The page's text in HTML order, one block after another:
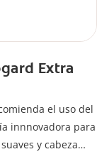
Extra
el uso del
innnovadora para
y cabeza